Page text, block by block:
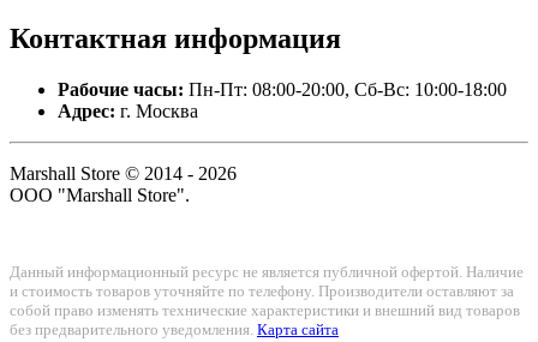
Контактная информация
Рабочие часы: Пн-Пт: 08:00-20:00, Сб-Вс: 10:00-18:00
Адрес: г. Москва
Marshall Store © 2014 - 2026
ООО "Marshall Store".
Данный информационный ресурс не является публичной офертой. Наличие
и стоимость товаров уточняйте по телефону. Производители оставляют за
собой право изменять технические характеристики и внешний вид товаров
без предварительного уведомления. Карта сайта